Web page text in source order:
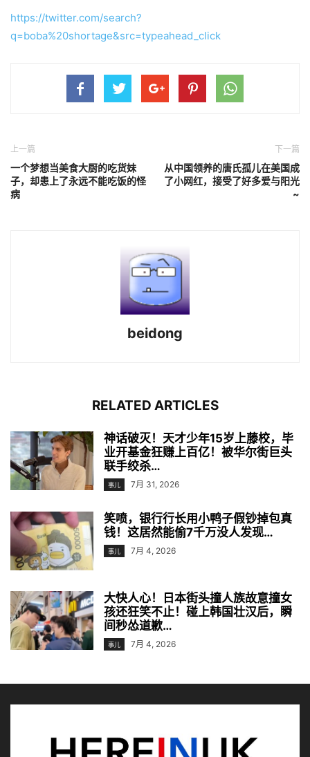
https://twitter.com/search?
q=boba%20shortage&src=typeahead_click
上一篇
一个梦想当美食大厨的吃货妹
子，却患上了永远不能吃饭的怪
病
下一篇
从中国领养的唐氏孤儿在美国成
了小网红，接受了好多爱与阳光
~
beidong
RELATED ARTICLES
神话破灭！天才少年15岁上藤校，毕
业开基金狂赚上百亿！被华尔街巨头
联手绞杀…
事儿 7月 31, 2026
笑喷，银行行长用小鸭子假钞掉包真
钱！这居然能偷7千万没人发现…
事儿 7月 4, 2026
大快人心！日本街头撞人族故意撞女
孩还狂笑不止！碰上韩国壮汉后，瞬
间秒怂道歉…
事儿 7月 4, 2026